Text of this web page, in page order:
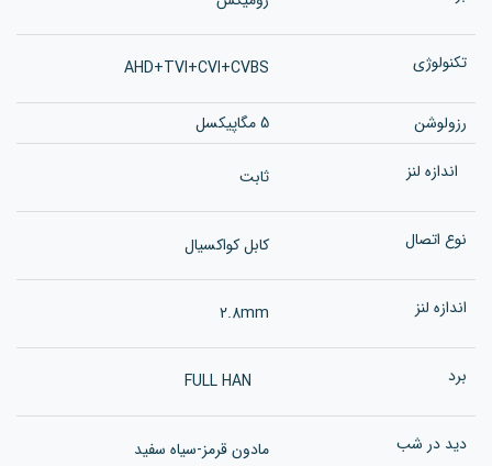
تکنولوژی AHD+TVI+CVI+CVBS
رزولوشن
5 مگاپیکسل
اندازه لنز
ثابت
نوع اتصال کابل کواکسیال
اندازه لنز 2.8mm
برد
دید در شب مادون قرمز-سیاه سفید